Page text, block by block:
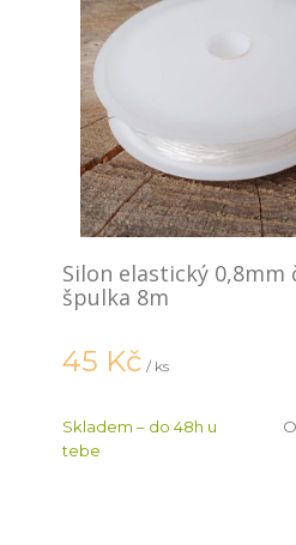
Silon elastický 0,8mm
špulka 8m
45 Kč / ks
Skladem – do 48h u
tebe